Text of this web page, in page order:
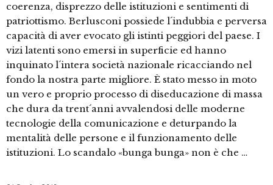
coerenza, disprezzo delle istituzioni e sentimenti di
patriottismo. Berlusconi possiede l´indubbia e perversa
capacità di aver evocato gli istinti peggiori del paese. I
vizi latenti sono emersi in superficie ed hanno
inquinato l´intera società nazionale ricacciando nel
fondo la nostra parte migliore. È stato messo in moto
un vero e proprio processo di diseducazione di massa
che dura da trent´anni avvalendosi delle moderne
tecnologie della comunicazione e deturpando la
mentalità delle persone e il funzionamento delle
istituzioni. Lo scandalo «bunga bunga» non è che …